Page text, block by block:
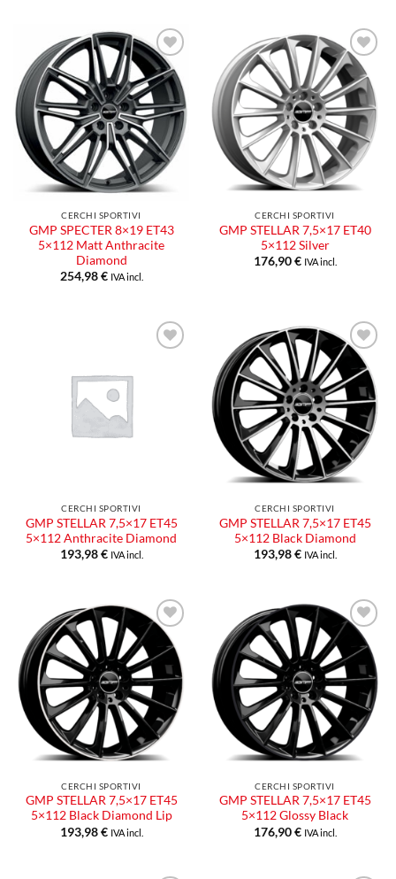
Aggiungi
alla lista
dei
desideri
CERCHI SPORTIVI
GMP SPECTER 8×19 ET43
5×112 Matt Anthracite
Diamond
254,98€ IVA incl.
Aggiungi
alla lista
dei
desideri
CERCHI SPORTIVI
GMP STELLAR 7,5×17 ET40
5×112 Silver
176,90€ IVA incl.
CERCHI SPORTIVI
GMP STELLAR 7,5×17 ET45
5×112 Anthracite Diamond
193,98€ IVA incl.
Aggiungi
alla lista
dei
desideri
CERCHI SPORTIVI
GMP STELLAR 7,5×17 ET45
5×112 Black Diamond
193,98€ IVA incl.
Aggiungi
alla lista
dei
desideri
CERCHI SPORTIVI
GMP STELLAR 7,5×17 ET45
5×112 Black Diamond Lip
193,98€ IVA incl.
Aggiungi
alla lista
dei
desideri
CERCHI SPORTIVI
GMP STELLAR 7,5×17 ET45
5×112 Glossy Black
176,90€ IVA incl.